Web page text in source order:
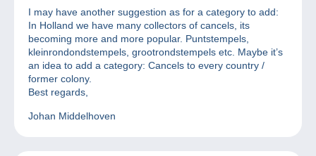
I may have another suggestion as for a category to add:
In Holland we have many collectors of cancels, its
becoming more and more popular. Puntstempels,
kleinrondondstempels, grootrondstempels etc. Maybe it’s
an idea to add a category: Cancels to every country /
former colony.
Best regards,
Johan Middelhoven